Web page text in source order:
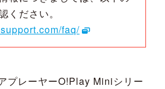
ください。
faq/
プレーヤーO!Play Miniシリー